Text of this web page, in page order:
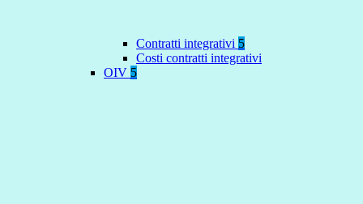
Contratti integrativi 5
Costi contratti integrativi
OIV 5